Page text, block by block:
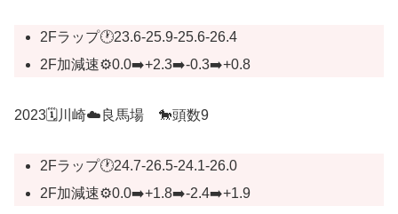
2Fラップ🕐23.6-25.9-25.6-26.4
2F加減速⚙️0.0➡️+2.3➡️-0.3➡️+0.8
2023🗓️川崎☁️良馬場 🐎頭数9
2Fラップ🕐24.7-26.5-24.1-26.0
2F加減速⚙️0.0➡️+1.8➡️-2.4➡️+1.9